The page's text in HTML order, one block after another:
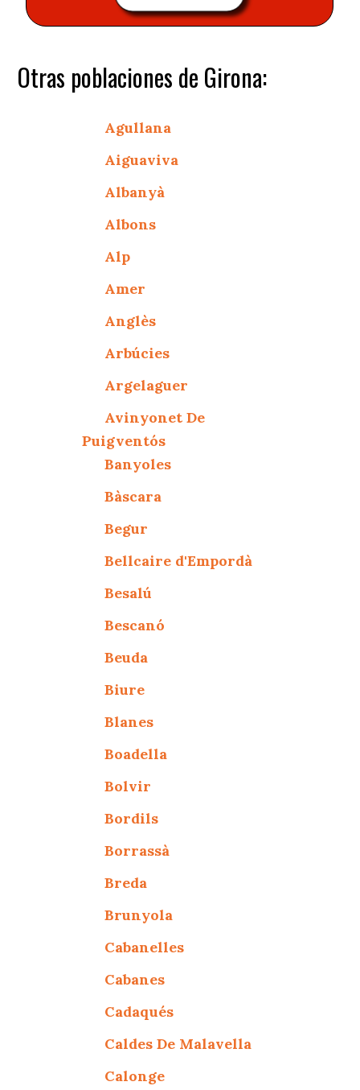
Otras poblaciones de Girona:
Agullana
Aiguaviva
Albanyà
Albons
Alp
Amer
Anglès
Arbúcies
Argelaguer
Avinyonet De
Puigventós
Banyoles
Bàscara
Begur
Bellcaire d'Empordà
Besalú
Bescanó
Beuda
Biure
Blanes
Boadella
Bolvir
Bordils
Borrassà
Breda
Brunyola
Cabanelles
Cabanes
Cadaqués
Caldes De Malavella
Calonge